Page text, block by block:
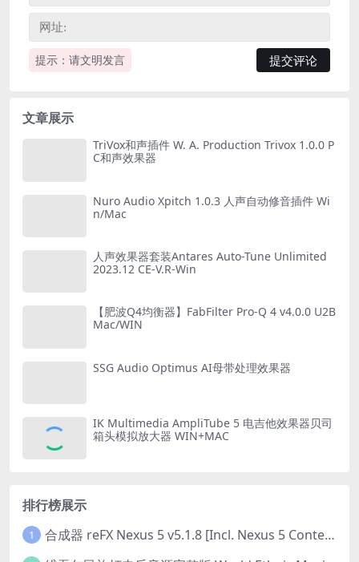
提示：请文明发言
文章展示
TriVox和声插件 W. A. Production Trivox 1.0.0 P
C和声效果器
Nuro Audio Xpitch 1.0.3 人声自动修音插件 Wi
n/Mac
人声效果器套装Antares Auto-Tune Unlimited
2023.12 CE-V.R-Win
【肥波Q4均衡器】FabFilter Pro-Q 4 v4.0.0 U2B
Mac/WIN
SSG Audio Optimus AI母带处理效果器
IK Multimedia AmpliTube 5 电吉他效果器贝司
箱头模拟放大器 WIN+MAC
排行榜展示
1 合成器 reFX Nexus 5 v5.1.8 [Incl. Nexus 5 Content] PC/v5.1.8 MAC